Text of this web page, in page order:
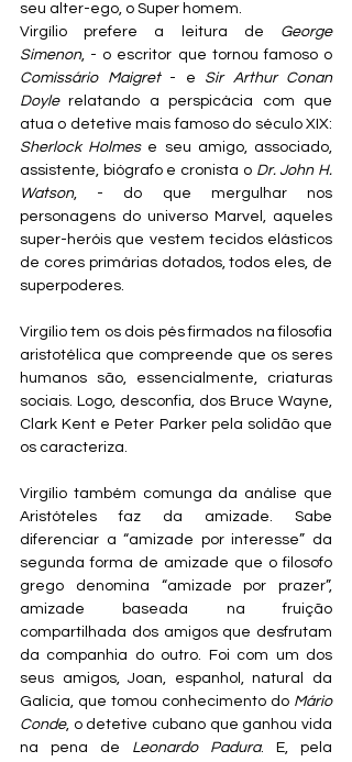
seu alter-ego, o Super homem.
Virgílio prefere a leitura de George
Simenon
Comissário Maigret - e Sir Arthur Conan
Doyle relatando a perspicácia com que
Sherlock Holmes e seu amigo, associado,
assistente, biógrafo e cronista o Dr. John H.
Watson, - do que mergulhar nos
personagens do universo Marvel, aqueles
super-heróis que vestem tecidos elásticos
de cores primárias dotados, todos eles, de
superpoderes.
Virgílio tem os dois pés firmados na filosofia
aristotélica que compreende que os seres
humanos são, essencialmente, criaturas
sociais. Logo, desconfia, dos Bruce Wayne,
Clark Kent e Peter Parker pela solidão que
os caracteriza.
Virgílio também comunga da análise que
Aristóteles faz da amizade. Sabe
diferenciar a “amizade por interesse” da
segunda forma de amizade que o filosofo
grego denomina “amizade por prazer”,
amizade baseada na fruição
compartilhada dos amigos que desfrutam
da companhia do outro. Foi com um dos
seus amigos, Joan, espanhol, natural da
Galícia, que tomou conhecimento do Mário
Conde, o detetive cubano que ganhou vida
na pena de Leonardo Padura. E, pela